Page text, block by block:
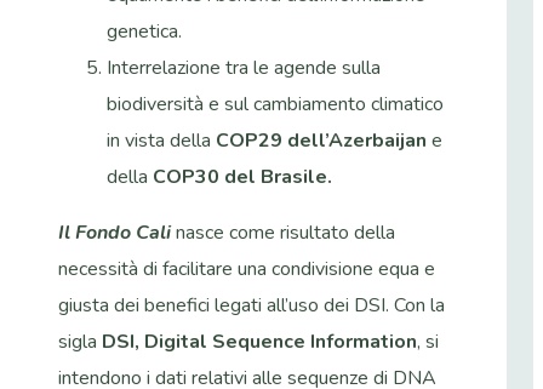
genetica.
Interrelazione tra le agende sulla
biodiversità e sul cambiamento climatico
in vista della COP29 dell’Azerbaijan e
della COP30 del Brasile.
Il Fondo Calinasce come risultato della
necessità di facilitare una condivisione equa e
giusta dei benefici legati all’uso dei DSI. Con la
sigla DSI, Digital Sequence Information, si
intendono i dati relativi alle sequenze di DNA